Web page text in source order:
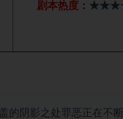
剧本热度：
的阴影之处罪恶正在不